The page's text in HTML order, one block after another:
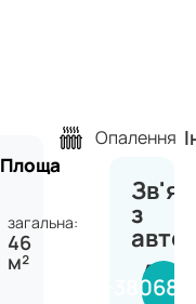
Площа
загальна:
46
м²
Опалення
з